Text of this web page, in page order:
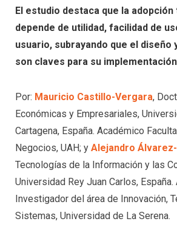
El estudio destaca que la
depende de utilidad, facilidad de
usuario, subrayando que el diseño
son claves para su
Por: Mauricio Castillo-Vergara,
Económicas y Empresariales,
Cartagena, España. Académico
Negocios, UAH; y Alejandro
Tecnologías de la Información y las
Universidad Rey Juan Carlos,
Investigador del área de Innovación,
Sistemas, Universidad de La Serena.